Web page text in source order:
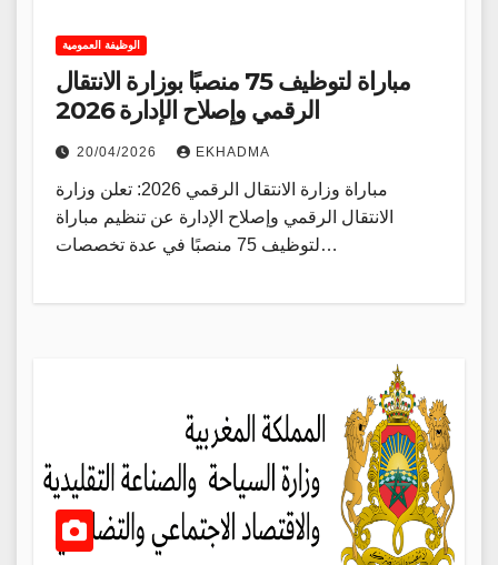
الوظيفة العمومية
مباراة لتوظيف 75 منصبًا بوزارة الانتقال
الرقمي وإصلاح الإدارة 2026
20/04/2026 EKHADMA
مباراة وزارة الانتقال الرقمي 2026: تعلن وزارة
الانتقال الرقمي وإصلاح الإدارة عن تنظيم مباراة
لتوظيف 75 منصبًا في عدة تخصصات…